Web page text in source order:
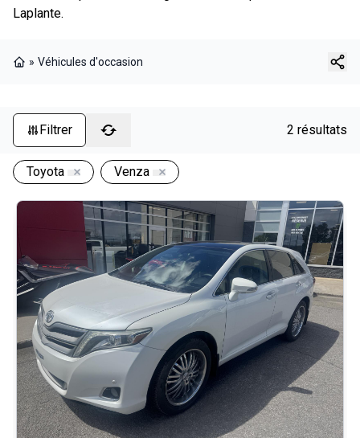
Laplante.
» Véhicules d'occasion
Filtrer 2 résultats
Toyota Venza